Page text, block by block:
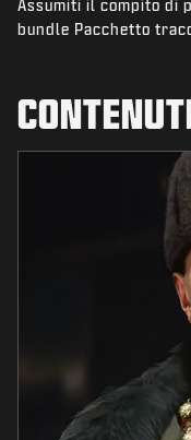
NOVITÀ
Assumiti il compito di
bundle Pacchetto